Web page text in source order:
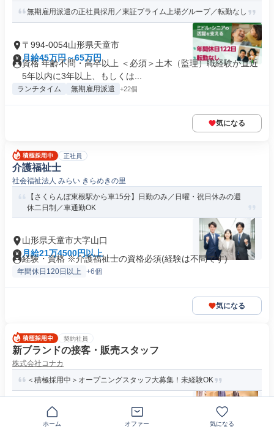
無期雇用派遣の正社員採用／東証プライム上場グループ／転勤なし
〒994-0054山形県天童市
月給45万円～65万円
資格 年齢不問・高卒以上 ＜必須＞土木（監理）職経験が直近
5年以内に3年以上、もしくは...
ランチタイム 無期雇用派遣 +22個
気になる
正社員
介護福祉士
社会福祉法人 みらい きらめきの里
【さくらんぼ東根駅から車15分】日勤のみ／日曜・祝日休みの週
休二日制／車通勤OK
山形県天童市大字山口
月給21万4500円以上
経験・資格 ※介護福祉士の資格必須(経験は不問です)
年間休日120日以上 +6個
気になる
契約社員
新ブランドの接客・販売スタッフ
株式会社コナカ
＜積極採用中＞オープニングスタッフ大募集！未経験OK
〒994-0082山形県天童市
月給19万1000円
ホーム オファー 気になる